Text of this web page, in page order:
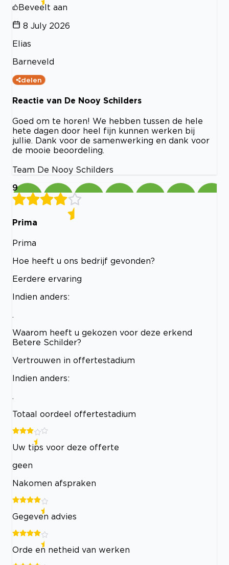
Beveelt aan
8 July 2026
Elias
Barneveld
delen
Reactie van De Nooy Schilders
Goed om te horen! We hebben tussen de hele
hete dagen door heel fijn kunnen werken bij
jullie. Dank voor de samenwerking en dank voor
de mooie beoordeling.
Team De Nooy Schilders
9
Prima
Prima
Hoe heeft u ons bedrijf gevonden?
Eerdere ervaring
Indien anders:
.
Waarom heeft u gekozen voor deze erkend
Betere Schilder?
Vertrouwen in offertestadium
Indien anders:
.
Totaal oordeel offertestadium
Uw tips voor deze offerte
geen
Nakomen afspraken
Gegeven advies
Orde en netheid van werken